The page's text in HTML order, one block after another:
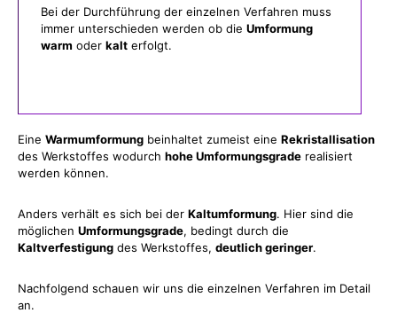
Bei der Durchführung der einzelnen Verfahren muss
immer unterschieden werden ob die Umformung
warm oder kalt erfolgt.
Eine Warmumformung beinhaltet zumeist eine Rekristallisation
des Werkstoffes wodurch hohe Umformungsgrade realisiert
werden können.
Anders verhält es sich bei der Kaltumformung. Hier sind die
möglichen Umformungsgrade, bedingt durch die
Kaltverfestigung des Werkstoffes, deutlich geringer.
Nachfolgend schauen wir uns die einzelnen Verfahren im Detail
an.